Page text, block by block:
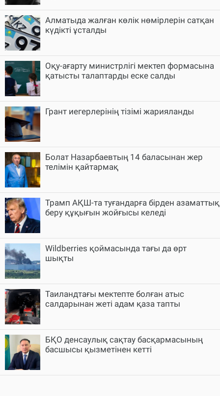
Алматыда жалған көлік нөмірлерін сатқан
күдікті ұсталды
Оқу-ағарту министрлігі мектеп формасына
қатысты талаптарды еске салды
Грант иегерлерінің тізімі жарияланды
Болат Назарбаевтың 14 баласынан жер
телімін қайтармақ
Трамп АҚШ-та туғандарға бірден азаматтық
беру құқығын жойғысы келеді
Wildberries қоймасында тағы да өрт
шықты
Таиландтағы мектепте болған атыс
салдарынан жеті адам қаза тапты
БҚО денсаулық сақтау басқармасының
басшысы қызметінен кетті